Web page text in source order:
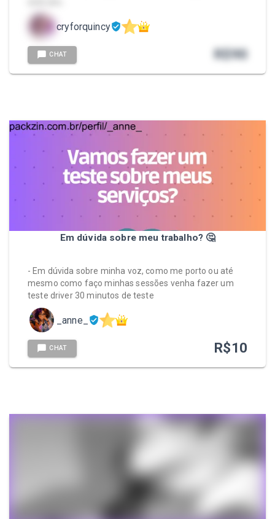
cryforquincy
CHAT R$90
Em dúvida sobre meu trabalho? 🤔
- Em dúvida sobre minha voz, como me porto ou até
mesmo como faço minhas sessões venha fazer um
teste driver 30 minutos de teste
_anne_
CHAT R$10